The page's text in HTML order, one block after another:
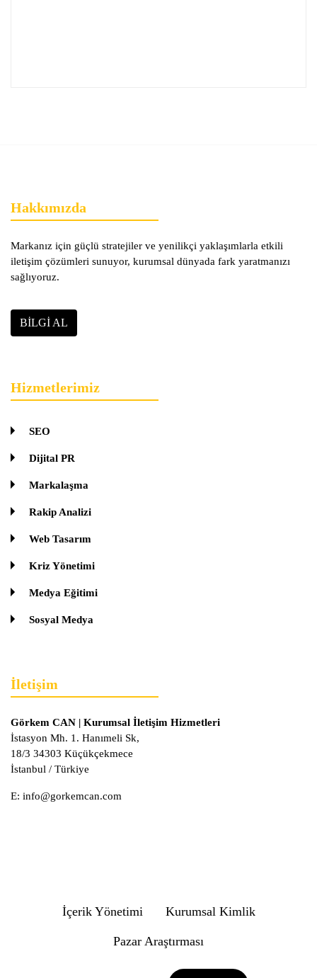
Hakkımızda
Markanız için güçlü stratejiler ve yenilikçi yaklaşımlarla etkili
iletişim çözümleri sunuyor, kurumsal dünyada fark yaratmanızı
sağlıyoruz.
BILGI AL
Hizmetlerimiz
SEO
Dijital PR
Markalaşma
Rakip Analizi
Web Tasarım
Kriz Yönetimi
Medya Eğitimi
Sosyal Medya
İletişim
Görkem CAN | Kurumsal İletişim Hizmetleri
İstasyon Mh. 1. Hanımeli Sk,
18/3 34303 Küçükçekmece
İstanbul / Türkiye
E: info@gorkemcan.com
İçerik Yönetimi Kurumsal Kimlik
Pazar Araştırması